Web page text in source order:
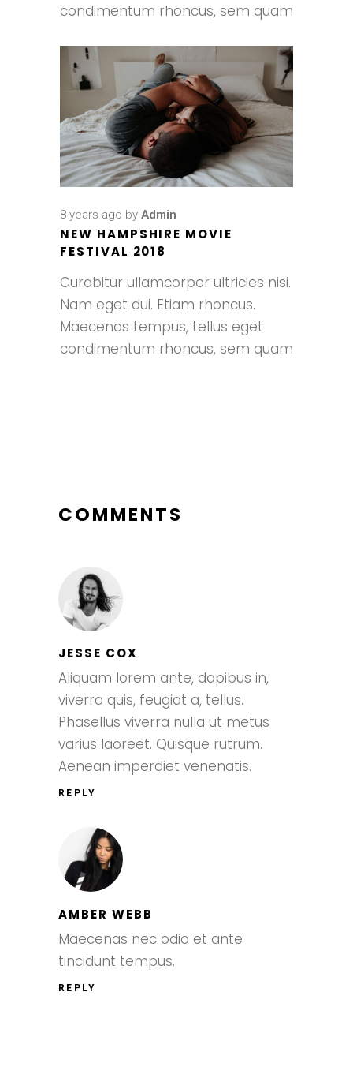
condimentum rhoncus, sem quam
8 years ago by Admin
NEW HAMPSHIRE MOVIE
FESTIVAL 2018
Curabitur ullamcorper ultricies nisi.
Nam eget dui. Etiam rhoncus.
Maecenas tempus, tellus eget
condimentum rhoncus, sem quam
COMMENTS
JESSE COX
Aliquam lorem ante, dapibus in,
viverra quis, feugiat a, tellus.
Phasellus viverra nulla ut metus
varius laoreet. Quisque rutrum.
Aenean imperdiet venenatis.
REPLY
AMBER WEBB
Maecenas nec odio et ante
tincidunt tempus.
REPLY